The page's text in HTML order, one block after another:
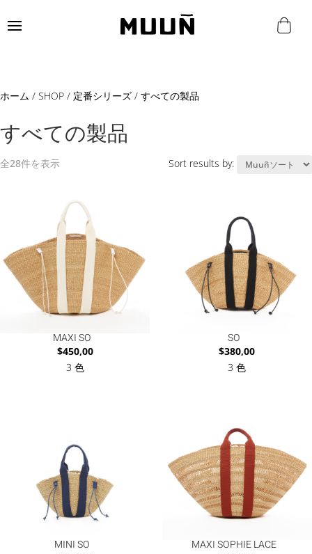
ホーム / SHOP / 定番シリーズ / すべての製品
すべての製品
全28件を表示 Sort results by:
MAXI SO
$450,00
3 色
SO
$380,00
3 色
MINI SO MAXI SOPHIE LACE